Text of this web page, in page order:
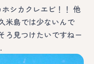
ホシカクレエビ！！ 他
米島では少ないんで
ろ見つけたいですねー